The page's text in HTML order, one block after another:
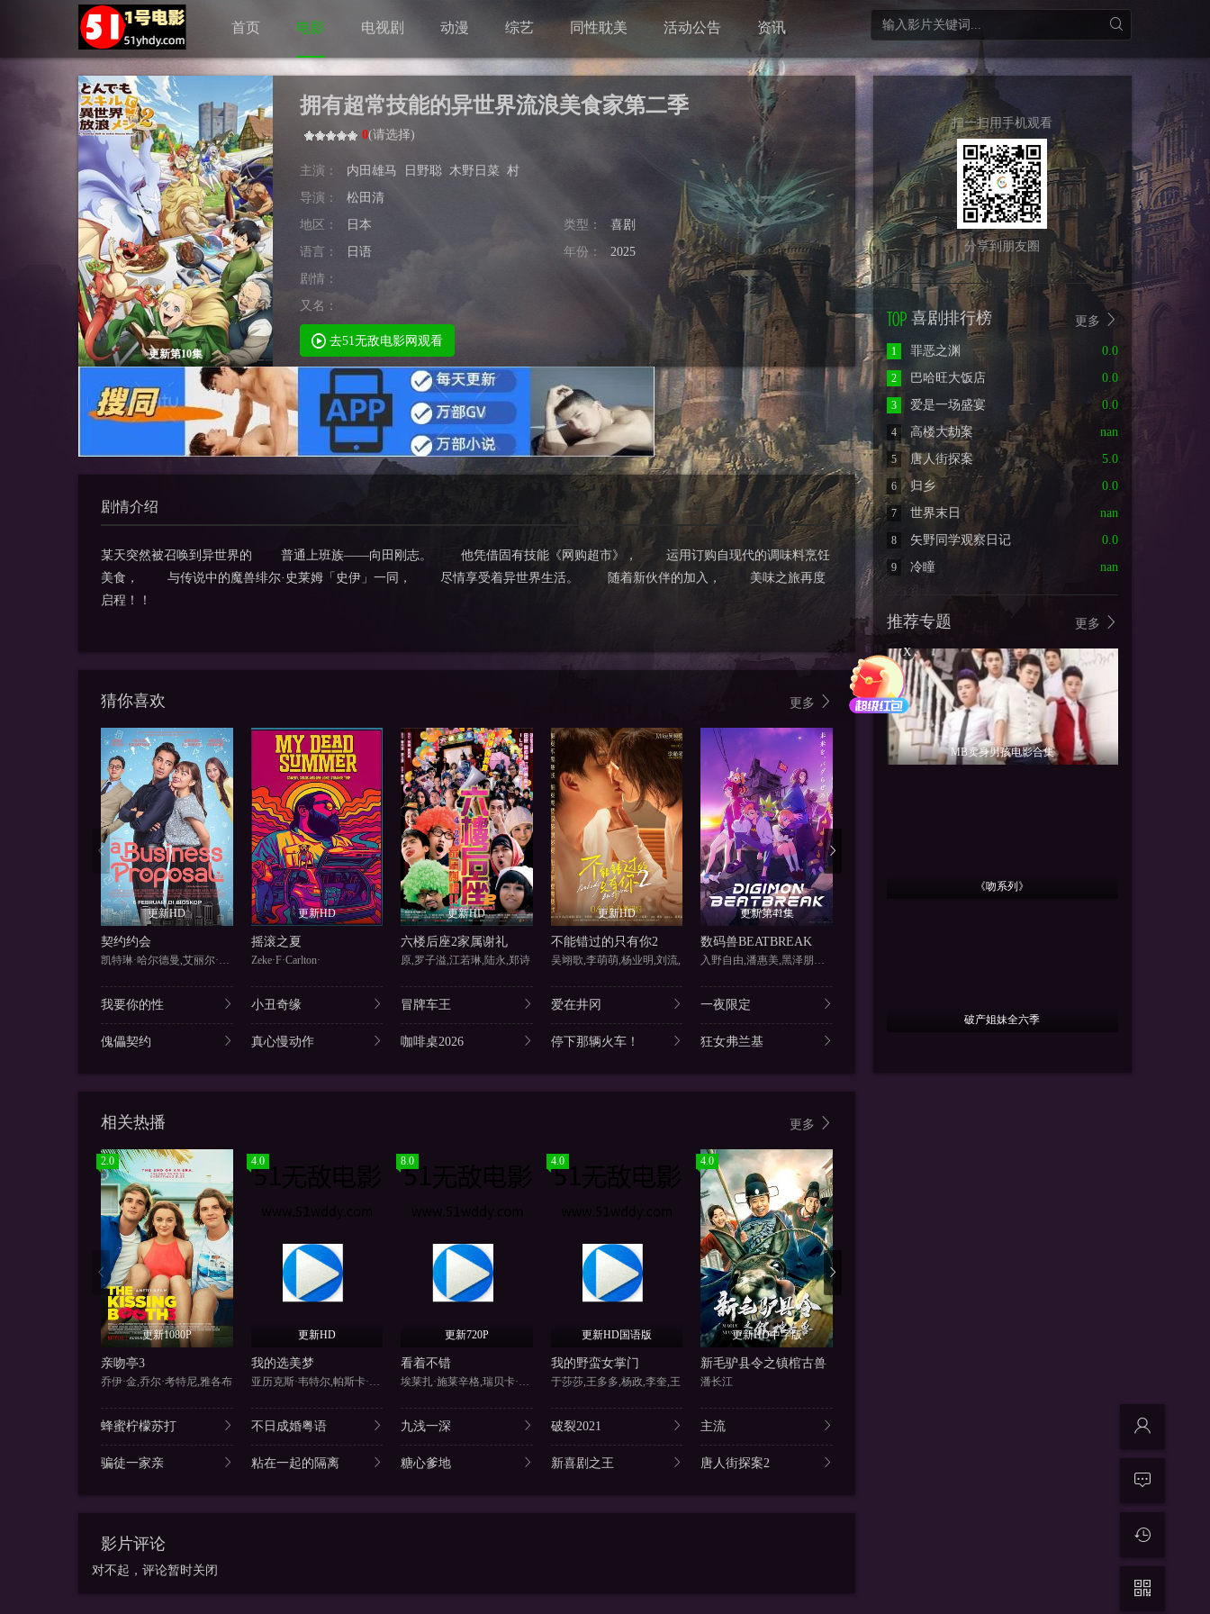
首页 电影 电视剧 动漫 综艺 同性耽美 活动公告 资讯
更新第10集
拥有超常技能的异世界流浪美食家第二季
0(请选择)
主演： 内田雄马 日野聪 木野日菜 村
导演：
松田清
地区：
日本 类型：
喜剧
语言：
日语 年份：
2025
剧情：
又名：
去51无敌电影网观看
剧情介绍
某天突然被召唤到异世界的 普通上班族——向田刚志。 他凭借固有技能《网购超市》， 运用订购自现代的调味料烹饪
美食， 与传说中的魔兽绯尔·史莱姆「史伊」一同， 尽情享受着异世界生活。 随着新伙伴的加入， 美味之旅再度
启程！！
更多
猜你喜欢
更新HD
契约约会
凯特琳·哈尔德曼,艾丽尔·塔图
更新HD
摇滚之夏
Zeke·F·Carlton·
更新HD
六楼后座2家属谢礼
原,罗子溢,江若琳,陆永,郑诗
更新HD
不能错过的只有你2
吴翊歌,李萌萌,杨业明,刘流,
更新第41集
数码兽BEATBREAK
入野自由,潘惠美,黑泽朋世,田
我要你的性 小丑奇缘 冒牌车王 爱在井冈 一夜限定
傀儡契约 真心慢动作 咖啡桌2026 停下那辆火车！ 狂女弗兰基
更多
相关热播
2.0
更新1080P
亲吻亭3
乔伊·金,乔尔·考特尼,雅各布
4.0
更新HD
我的选美梦
亚历克斯·韦特尔,帕斯卡·艾比
8.0
更新720P
看着不错
埃莱扎·施莱辛格,瑞贝卡·瑞滕
4.0
更新HD国语版
我的野蛮女掌门
于莎莎,王多多,杨政,李奎,王
4.0
更新HD中字版
新毛驴县令之镇棺古兽
潘长江
蜂蜜柠檬苏打 不日成婚粤语 九浅一深 破裂2021 主流
骗徒一家亲 粘在一起的隔离 糖心爹地 新喜剧之王 唐人街探案2
影片评论
对不起，评论暂时关闭
扫一扫用手机观看
分享到朋友圈
更多
喜剧排行榜
0.0
1
罪恶之渊
0.0
2
巴哈旺大饭店
0.0
3
爱是一场盛宴
nan
4
高楼大劫案
5.0
5
唐人街探案
0.0
6
归乡
nan
7
世界末日
0.0
8
矢野同学观察日记
nan
9 冷瞳
更多
推荐专题
MB卖身男孩电影合集
《吻系列》
破产姐妹全六季
X